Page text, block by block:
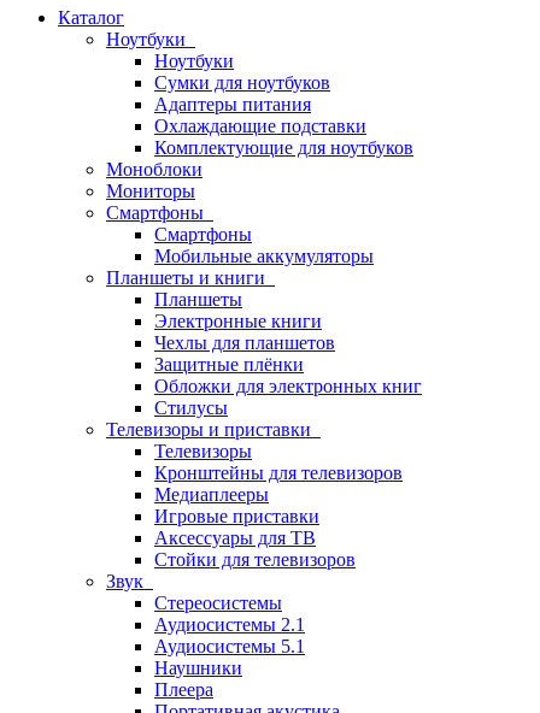
Каталог
Ноутбуки
Ноутбуки
Сумки для ноутбуков
Адаптеры питания
Охлаждающие подставки
Комплектующие для ноутбуков
Моноблоки
Мониторы
Смартфоны
Смартфоны
Мобильные аккумуляторы
Планшеты и книги
Планшеты
Электронные книги
Чехлы для планшетов
Защитные плёнки
Обложки для электронных книг
Стилусы
Телевизоры и приставки
Телевизоры
Кронштейны для телевизоров
Медиаплееры
Игровые приставки
Аксессуары для ТВ
Стойки для телевизоров
Звук
Стереосистемы
Аудиосистемы 2.1
Аудиосистемы 5.1
Наушники
Плеера